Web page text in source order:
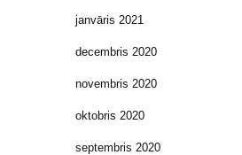
janvāris 2021
decembris 2020
novembris 2020
oktobris 2020
septembris 2020